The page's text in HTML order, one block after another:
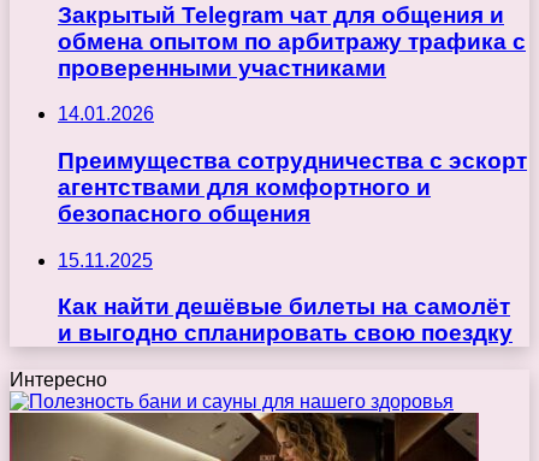
Закрытый Telegram чат для общения и
обмена опытом по арбитражу трафика с
проверенными участниками
14.01.2026
Преимущества сотрудничества с эскорт
агентствами для комфортного и
безопасного общения
15.11.2025
Как найти дешёвые билеты на самолёт
и выгодно спланировать свою поездку
Интересно